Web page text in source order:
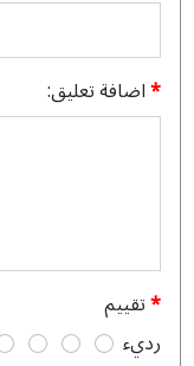
اضافة تعليق:
تقييم
رديء
meaningful designs